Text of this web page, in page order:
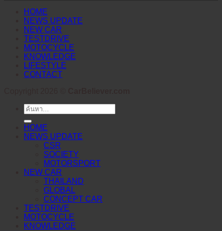
HOME
NEWS UPDATE
NEW CAR
TESTDRIVE
MOTOCYCLE
KNOWLEDGE
LIFESTYLE
CONTACT
ค้นหา:
HOME
NEWS UPDATE
CSR
SOCIETY
MOTORSPORT
NEW CAR
THAILAND
GLOBAL
CONCEPT CAR
TESTDRIVE
MOTOCYCLE
KNOWLEDGE